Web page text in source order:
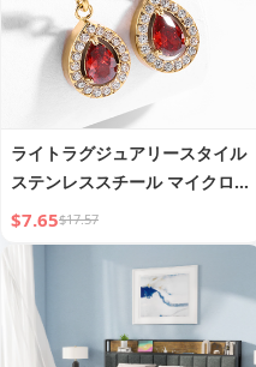
ライトラグジュアリースタイル
ステンレススチール マイクロイ
ンレイ
$7.65$17.57